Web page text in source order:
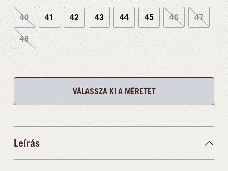
40 41 42 43 44 45 46 47
48
VÁLASSZA KI A MÉRETET
Leírás